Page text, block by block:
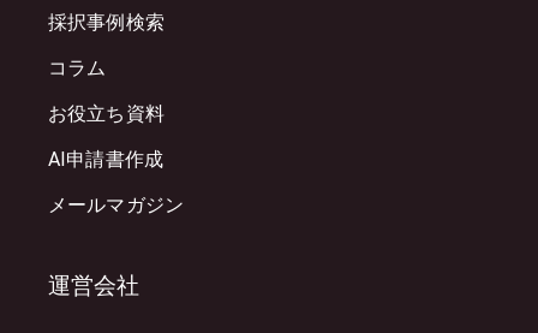
採択事例検索
コラム
お役立ち資料
AI申請書作成
メールマガジン
運営会社